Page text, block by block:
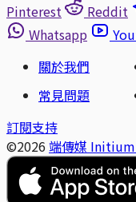
Pinterest
Reddit
Whatsapp
關於我們
常見問題
訂閱支持
©2026 端傳媒